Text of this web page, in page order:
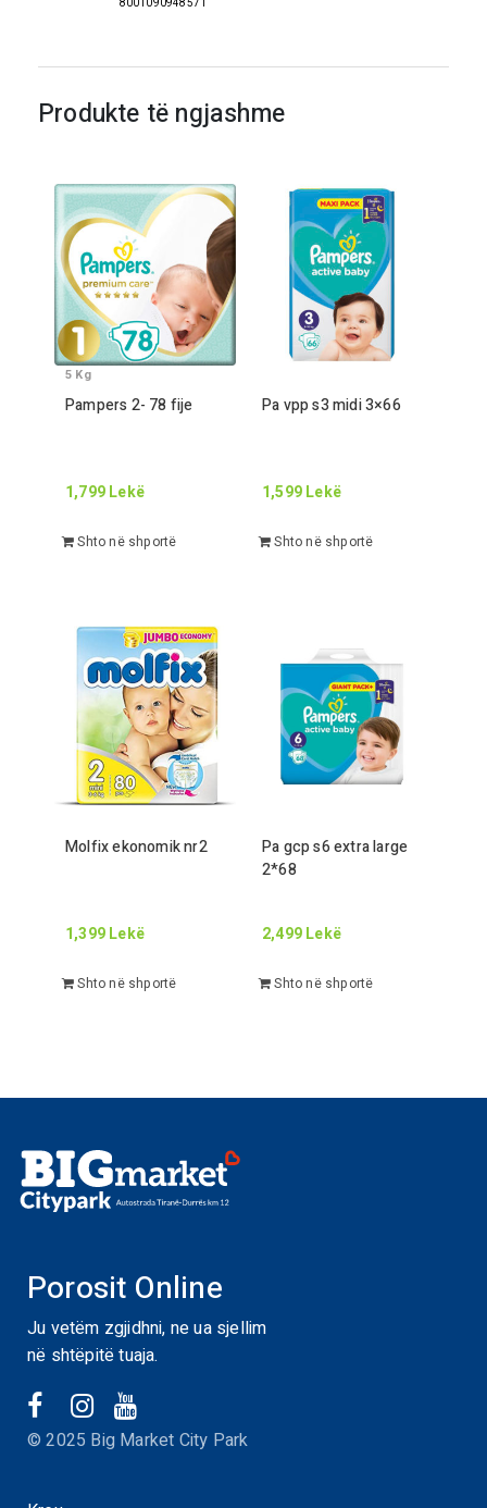
8001090948571
Produkte të ngjashme
Pampers 2-
5 Kg
78 fije
1,799Lekë
Shto në shportë
Pa vpp s3midi3×66
1,599Lekë
Shto në shportë
Molfix ekonomik nr2
1,399Lekë
Shto në shportë
Pa gcp s6extra large
2*68
2,499Lekë
Shto në shportë
Porosit Online
Ju vetëm zgjidhni, ne ua sjellim
në shtëpitë tuaja.
© 2025 Big Market City Park